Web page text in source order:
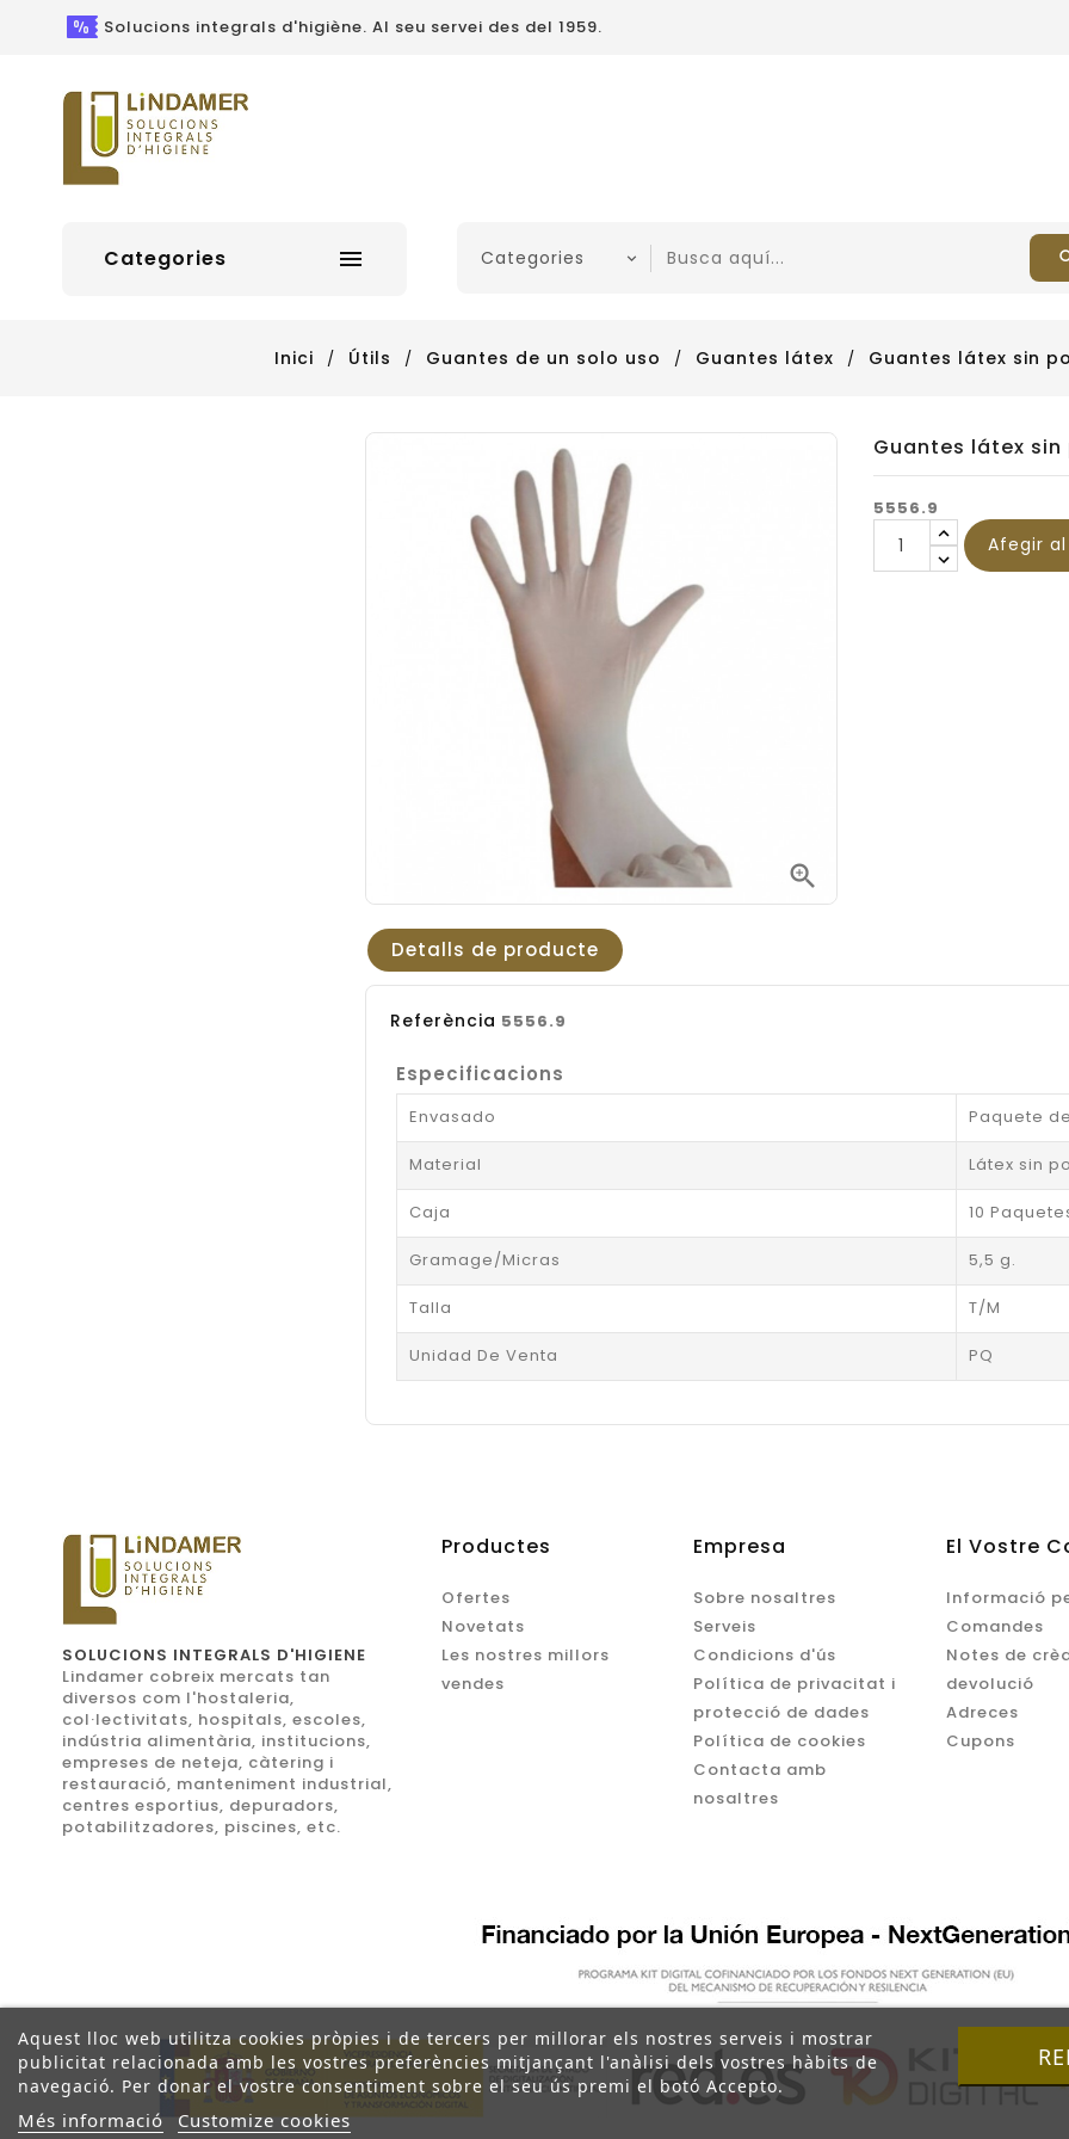
Solucions integrals d'higiène. Al seu servei des del 1959.
Categories 
Inici Útils Guantes de un solo uso Guantes látex Guantes látex sin

Guantes látex
5556.9
Afegir
Detalls de producte
Referència 5556.9
Especificacions
Envasado Paquete
Material Látex sin
Caja 10
Gramage/Micras 5,5 g.
Talla T/M
Unidad De Venta PQ
SOLUCIONS INTEGRALS D'HIGIENE
Lindamer cobreix mercats tan
diversos com l'hostaleria,
col·lectivitats, hospitals, escoles,
indústria alimentària, institucions,
empreses de neteja, càtering i
restauració, manteniment industrial,
centres esportius, depuradors,
potabilitzadores, piscines, etc.
Productes
Ofertes
Novetats
Les nostres millors
vendes
Empresa
Sobre nosaltres
Serveis
Condicions d'ús
Política de privacitat i
protecció de dades
Política de cookies
Contacta amb
nosaltres
El Vostre
Informació
Comandes
Notes de
devolució
Adreces
Cupons
Aquest lloc web utilitza cookies pròpies i de tercers per millorar els nostres serveis i mostrar
publicitat relacionada amb les vostres preferències mitjançant l'anàlisi dels vostres hàbits de
navegació. Per donar el vostre consentiment sobre el seu ús premi el botó Accepto.
Més informació Customize cookies